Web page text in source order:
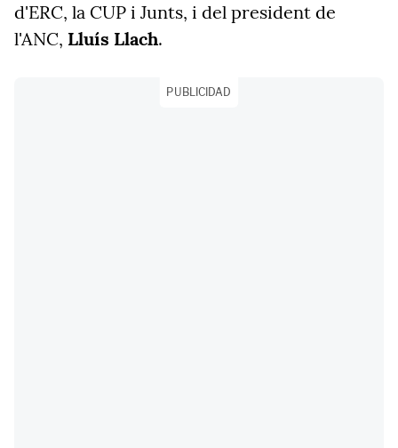
d'ERC, la CUP i Junts, i del president de
l'ANC, Lluís Llach.
PUBLICIDAD